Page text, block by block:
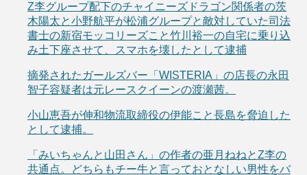
Z李グループ配下のチャイニーズドラゴン関係者の茨
木陽太と小野航平が松浦グループと敵対していた司法
書士の新宿モッコリーズこと竹川裕一の自宅に乗り込
み土下座させて、スマホを壊したとして逮捕
摘発されたガールズバー「WISTERIA」の店長の永田
智子容疑者は元レースクイーンの渡瀬茜。
小山恵吾が伸和物流取締役の伊能こと長島を脅迫した
として逮捕。
「みいちゃんと山田さん」の作者の亜月ねねとZ李の
共通点。どちらもチー牛と言っておとなしい男性をバ